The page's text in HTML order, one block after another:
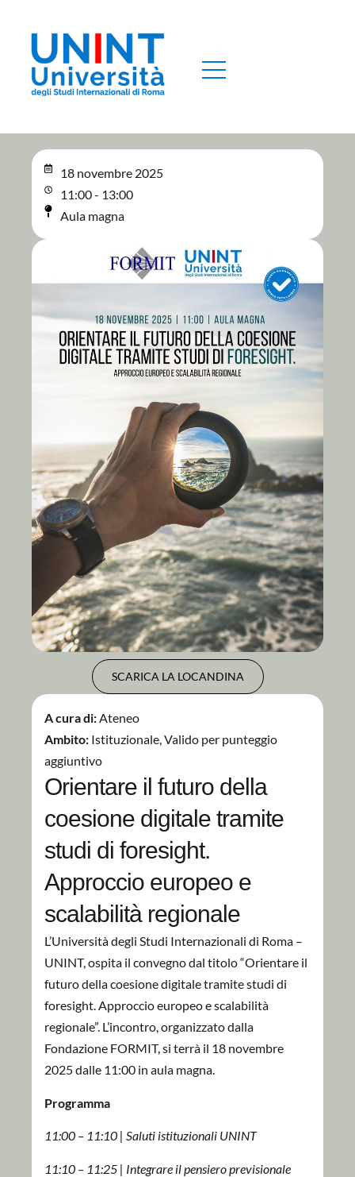
18 novembre 2025
11:00 - 13:00
Aula magna
SCARICA LA LOCANDINA
A cura di:Ateneo
Ambito: Istituzionale,Valido per punteggio
aggiuntivo
Orientare il futuro della
coesione digitale tramite
studi di foresight.
Approccio europeo e
scalabilità regionale
L’Università degli Studi Internazionali di Roma –
UNINT, ospita il convegno dal titolo “Orientare il
futuro della coesione digitale tramite studi di
foresight. Approccio europeo e scalabilità
regionale”. L’incontro, organizzato dalla
Fondazione FORMIT, si terrà il 18 novembre
2025 dalle 11:00 in aula magna.
Programma
11:00 – 11:10 | Saluti istituzionali UNINT
11:10 – 11:25 | Integrare il pensiero previsionale